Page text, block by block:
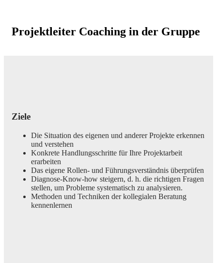
Projektleiter Coaching in der Gruppe
Ziele
Die Situation des eigenen und anderer Projekte erkennen
und verstehen
Konkrete Handlungsschritte für Ihre Projektarbeit
erarbeiten
Das eigene Rollen- und Führungsverständnis überprüfen
Diagnose-Know-how steigern, d. h. die richtigen Fragen
stellen, um Probleme systematisch zu analysieren.
Methoden und Techniken der kollegialen Beratung
kennenlernen